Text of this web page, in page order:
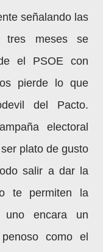
señalando las
tres meses se
el PSOE con
pierde lo que
del Pacto.
electoral
plato de gusto
salir a dar la
te permiten la
uno encara un
como el